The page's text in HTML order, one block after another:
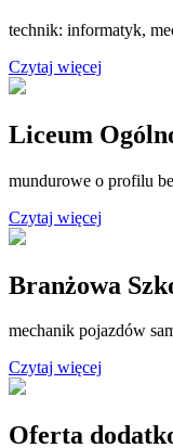
technik: informatyk,
Czytaj więcej
Liceum
mundurowe o profilu
Czytaj więcej
Branżowa
mechanik pojazdów
Czytaj więcej
Oferta